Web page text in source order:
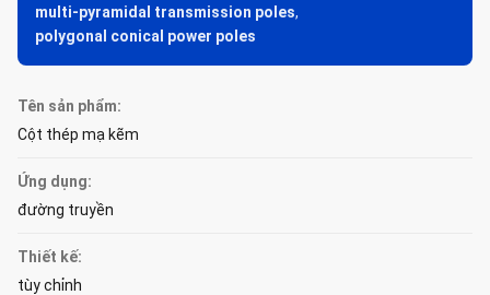
multi-pyramidal transmission poles,
polygonal conical power poles
Tên sản phẩm:
Cột thép mạ kẽm
Ứng dụng:
đường truyền
Thiết kế:
tùy chỉnh